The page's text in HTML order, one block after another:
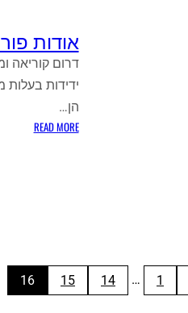
אודות
דרום קוריאה
ידידות
הן…
READ MORE
:
1
…
14
15
16